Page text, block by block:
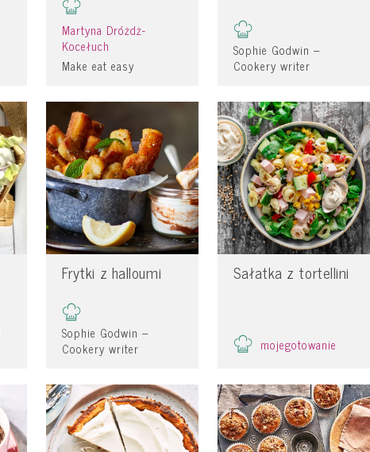
Martyna Dróżdż-
Kocełuch
Make eat easy
Sophie Godwin –
Cookery writer
Frytki z halloumi
Sophie Godwin –
Cookery writer
Sałatka z tortellini
mojegotowanie